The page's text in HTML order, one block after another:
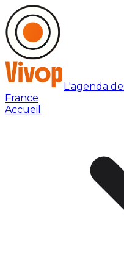
L'agenda
France
Accueil